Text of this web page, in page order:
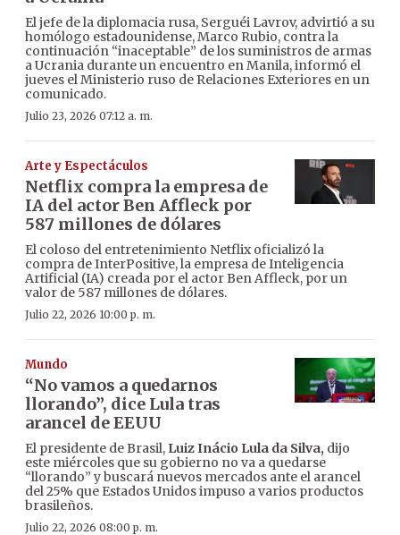
El jefe de la diplomacia rusa, Serguéi Lavrov, advirtió a su
homólogo estadounidense, Marco Rubio, contra la
continuación “inaceptable” de los suministros de armas
a Ucrania durante un encuentro en Manila, informó el
jueves el Ministerio ruso de Relaciones Exteriores en un
comunicado.
Julio 23, 2026 07:12 a. m.
Arte y Espectáculos
Netflix compra la empresa de
IA del actor Ben Affleck por
587 millones de dólares
El coloso del entretenimiento Netflix oficializó la
compra de InterPositive, la empresa de Inteligencia
Artificial (IA) creada por el actor Ben Affleck, por un
valor de 587 millones de dólares.
Julio 22, 2026 10:00 p. m.
Mundo
“No vamos a quedarnos
llorando”, dice Lula tras
arancel de EEUU
El presidente de Brasil, Luiz Inácio Lula da Silva, dijo
este miércoles que su gobierno no va a quedarse
“llorando” y buscará nuevos mercados ante el arancel
del 25% que Estados Unidos impuso a varios productos
brasileños.
Julio 22, 2026 08:00 p. m.